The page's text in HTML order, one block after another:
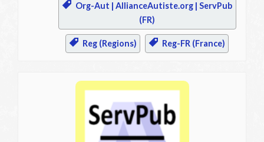
Org-Aut | AllianceAutiste.org | ServPub
(FR)
Reg (Regions) Reg-FR (France)